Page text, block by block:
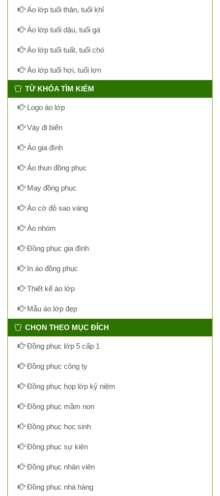
Áo lớp tuổi thân, tuổi khỉ
Áo lớp tuổi dậu, tuổi gà
Áo lớp tuổi tuất, tuổi chó
Áo lớp tuổi hợi, tuổi lợn
TỪ KHÓA TÌM KIẾM
Logo áo lớp
Váy đi biển
Áo gia đình
Áo thun đồng phục
May đồng phục
Áo cờ đỏ sao vàng
Áo nhóm
Đồng phục gia đình
In áo đồng phục
Thiết kế áo lớp
Mẫu áo lớp đẹp
CHỌN THEO MỤC ĐÍCH
Đồng phục lớp 5 cấp 1
Đồng phục công ty
Đồng phục họp lớp kỷ niệm
Đồng phục mầm non
Đồng phục học sinh
Đồng phục sự kiện
Đồng phục nhân viên
Đồng phục nhà hàng